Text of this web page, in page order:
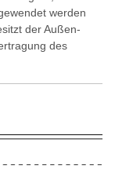
werden
der Außen-
des